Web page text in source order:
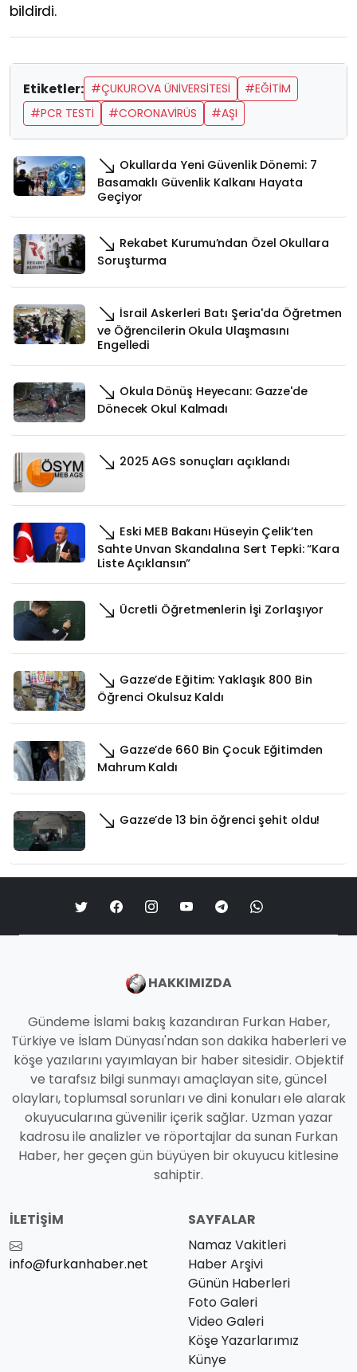
bildirdi.
Etiketler: #ÇUKUROVA ÜNİVERSİTESİ
#EĞİTİM
#PCR TESTİ
#CORONAVİRÜS #AŞI
Okullarda Yeni Güvenlik Dönemi: 7
Basamaklı Güvenlik Kalkanı Hayata
Geçiyor
Rekabet Kurumu’ndan Özel Okullara
Soruşturma
İsrail Askerleri Batı Şeria'da Öğretmen
ve Öğrencilerin Okula Ulaşmasını
Engelledi
Okula Dönüş Heyecanı: Gazze'de
Dönecek Okul Kalmadı
2025 AGS sonuçları açıklandı
Eski MEB Bakanı Hüseyin Çelik’ten
Sahte Unvan Skandalına Sert Tepki: “Kara
Liste Açıklansın”
Ücretli Öğretmenlerin İşi Zorlaşıyor
Gazze’de Eğitim: Yaklaşık 800 Bin
Öğrenci Okulsuz Kaldı
Gazze’de 660 Bin Çocuk Eğitimden
Mahrum Kaldı
Gazze’de 13 bin öğrenci şehit oldu!
HAKKIMIZDA
Gündeme İslami bakış kazandıran Furkan Haber,
Türkiye ve İslam Dünyası'ndan son dakika haberleri ve
köşe yazılarını yayımlayan bir haber sitesidir. Objektif
ve tarafsız bilgi sunmayı amaçlayan site, güncel
olayları, toplumsal sorunları ve dini konuları ele alarak
okuyucularına güvenilir içerik sağlar. Uzman yazar
kadrosu ile analizler ve röportajlar da sunan Furkan
Haber, her geçen gün büyüyen bir okuyucu kitlesine
sahiptir.
İLETIŞIM
info@furkanhaber.net
SAYFALAR
Namaz Vakitleri
Haber Arşivi
Günün Haberleri
Foto Galeri
Video Galeri
Köşe Yazarlarımız
Künye